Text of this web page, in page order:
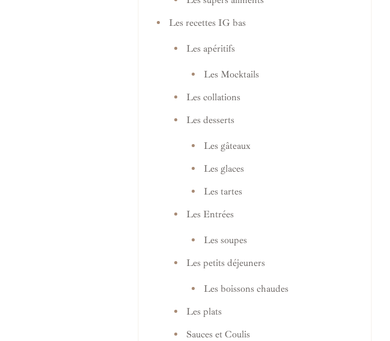
Les recettes IG bas
Les apéritifs
Les Mocktails
Les collations
Les desserts
Les gâteaux
Les glaces
Les tartes
Les Entrées
Les soupes
Les petits déjeuners
Les boissons chaudes
Les plats
Sauces et Coulis